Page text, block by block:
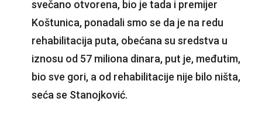
svečano otvorena, bio je tada i premijer
Koštunica, ponadali smo se da je na redu
rehabilitacija puta, obećana su sredstva u
iznosu od 57 miliona dinara, put je, međutim,
bio sve gori, a od rehabilitacije nije bilo ništa,
seća se Stanojković.